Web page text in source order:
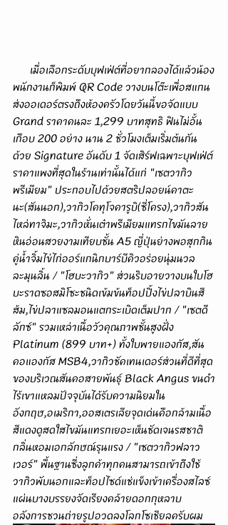
พนักงานก็พิมพ์ QR Code วางบนโต๊ะเพื่อสแกน
ส่งออเดอร์ตรงถึงห้องครัวโดยวันนี้ขอจัดแบบ
Grand ราคาคนละ 1,299 บาทสุทธิ ฟินไม่อั้น
เกือบ 200 อย่าง นาน 2 ชั่วโมงเต็มเริ่มต้นกัน
ด้วย Signature อันดับ 1 จัดเสิร์ฟเฉพาะบุฟเฟ่ต์
ราคาแพงที่สุดในร้านเท่านั้นได้แก่ "เซตวากิว
พรีเมียม" ประกอบไปด้วยสตริปลอยน์คาตะ
นะ(สันนอก),วากิวโคทุโจคารูบิ(ซี่โครง),วากิวสัน
ไหล่ทาจิมะ,วากิวหั่นเต๋าพรีเมียมแทรกไขมันลาย
หินอ่อนสวยงามเทียบชั้น A5 ญี่ปุ่นย่างพอสุกกิน
คู่น้ำจิ้มไข่ไก่ออร์แกนิกบาร์บีคิวอร่อยนุ่มนวล
ละมุนลิ้น / "โฮบะวากิว" ส่วนริบอายวางบนใบโฮ
บะราดซอสมิโซะชนิดเข้มข้นท็อปปิ้งไข่ปลาบินสี
ส้ม,ไข่ปลาแซลมอนแตกระเบิดเต็มปาก / "เซตดี
ลักซ์" รวมเหล่าเนื้อวัวคุณภาพชั้นสูงฝั่ง
Platinum (899 บาท+) ทั้งใบพายแองกัส,สัน
คอแองกัส MSB4,วากิวชัคเทนเดอร์ส่วนที่ดีที่สุด
ของบริเวณสันคอสายพันธุ์ Black Angus ขนดำ
ไร้เขาแหลมปัจจุบันได้รับความนิยมใน
อังกฤษ,อเมริกา,ออสเตรเลียจุดเด่นคือกล้ามเนื้อ
สีแดงดูสดใสไขมันแทรกเยอะเห็นชัดเจนรสชาติ
กลิ่นหอมเอกลักษณ์รุนแรง / "เซตวากิวฟลาว
เวอร์" พื้นฐานซึ่งลูกค้าทุกคนสามารถเข้าถึงใช้
วากิวพับนอกและท็อปไซด์แช่แข็งเข้าเครื่องสไลซ์
แผ่นบางบรรยงจัดเรียงคล้ายดอกกุหลาบ
อลังการชวนถ่ายรูปอวดลงโลกโซเชียลครับผม